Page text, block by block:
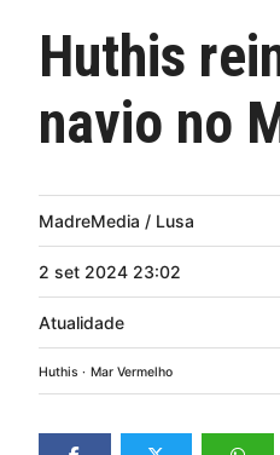
Huthis
navio no
MadreMedia / Lusa
2 set 2024 23:02
Atualidade
Huthis Mar Vermelho